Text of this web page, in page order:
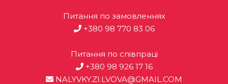
Питання по замовленнях
+380 98 770 83 06
Питання по співпраці
+380 98 926 17 16
NALYVKY.ZI.LVOVA@GMAIL.COM